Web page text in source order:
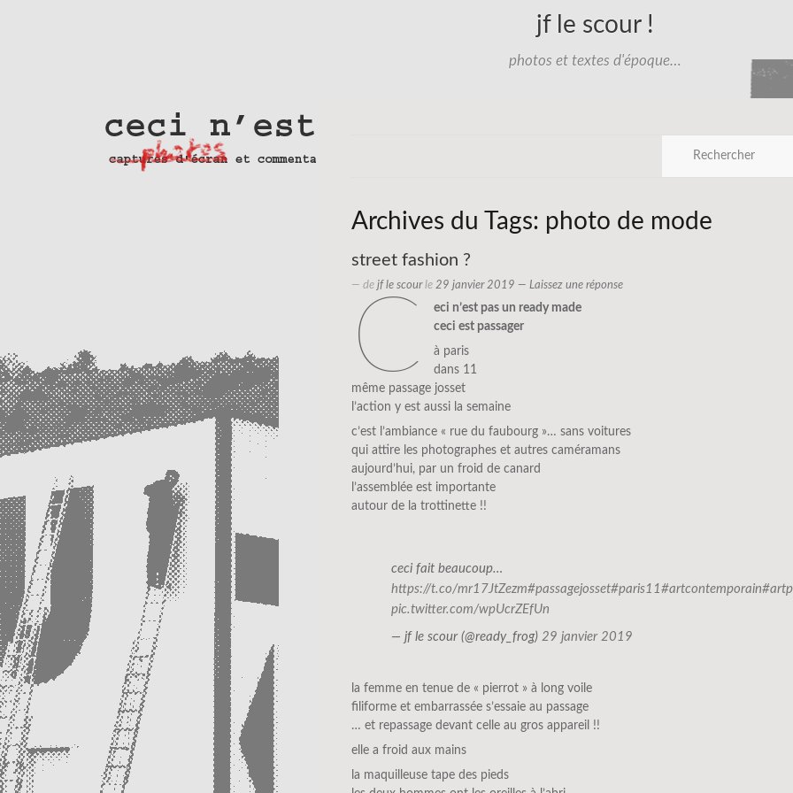
jf le scour !
photos et textes d'époque…
Archives du Tags: photo de mode
street fashion ?
— de jf le scourle 29 janvier 2019 — Laissez une réponse
c
eci n’est pas un ready made
ceci est passager
à paris
dans 11
même passage josset
l’action y est aussi la semaine
c’est l’ambiance « rue du faubourg »… sans voitures
qui attire les photographes et autres caméramans
aujourd’hui, par un froid de canard
l’assemblée est importante
autour de la trottinette !!
ceci fait beaucoup…
https://t.co/mr17JtZezm#passagejosset#paris11#artcontemporain
pic.twitter.com/wpUcrZEfUn
— jf le scour (@ready_frog) 29 janvier 2019
la femme en tenue de « pierrot » à long voile
filiforme et embarrassée s’essaie au passage
… et repassage devant celle au gros appareil !!
elle a froid aux mains
la maquilleuse tape des pieds